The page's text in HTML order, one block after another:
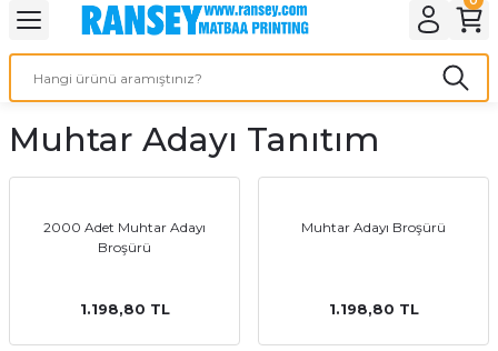
Geri Dön
Geri Dön
Geri Dön
Geri Dön
Ürünleri
Geri Dön
Geri Dön
Geri Dön
Muhtar Adayı Tanıtım
2000 Adet Muhtar Adayı
Broşürü
1.198,80 TL
Muhtar Adayı Broşürü
1.198,80 TL